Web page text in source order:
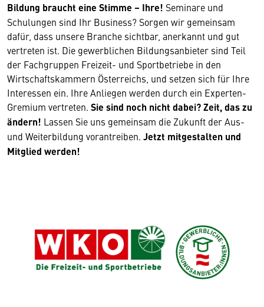
Bildung braucht eine Stimme – Ihre! Seminare und
Schulungen sind Ihr Business? Sorgen wir gemeinsam
dafür, dass unsere Branche sichtbar, anerkannt und gut
vertreten ist. Die gewerblichen Bildungsanbieter sind Teil
der Fachgruppen Freizeit- und Sportbetriebe in den
Wirtschaftskammern Österreichs, und setzen sich für Ihre
Interessen ein. Ihre Anliegen werden durch ein Experten-
Gremium vertreten. Sie sind noch nicht dabei? Zeit, das zu
ändern! Lassen Sie uns gemeinsam die Zukunft der Aus-
und Weiterbildung vorantreiben. Jetzt mitgestalten und
Mitglied werden!